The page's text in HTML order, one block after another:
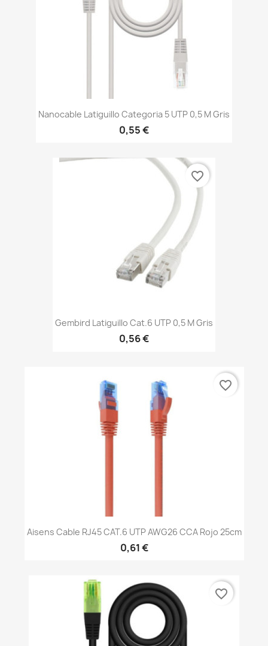
Nanocable Latiguillo Categoria 5 UTP 0,5 M Gris
0,55 €
Gembird Latiguillo Cat.6 UTP 0,5 M Gris
0,56 €
favorite_border
Aisens Cable RJ45 CAT.6 UTP AWG26 CCA Rojo 25cm
0,61 €
favorite_border
favorite_border